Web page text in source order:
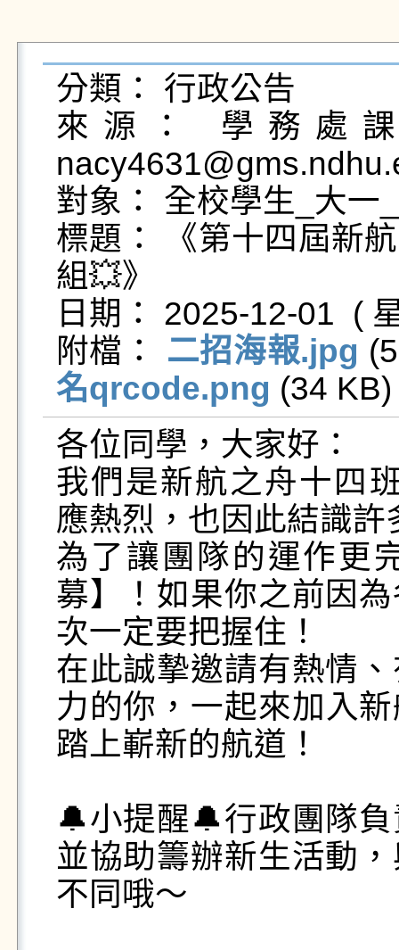
分類： 行政公告
來源： 學務處
對象： 全校學生_大一
標題： 《第十四屆新
組💥》
日期： 2025-12-01  (
附檔： 二招海報.jpg
名qrcode.png (34
各位同學，大家好：
我們是新航之舟十四
應熱烈，也因此結識
為了讓團隊的運作更
募】！如果你之前因
次一定要把握住！
在此誠摯邀請有熱情
力的你，一起來加入
踏上嶄新的航道！
🔔小提醒🔔行政團隊
並協助籌辦新生活動
不同哦～